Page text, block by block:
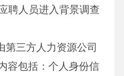
聘人员进入背景调查
第三方人力资源公司
容包括：个人身份信